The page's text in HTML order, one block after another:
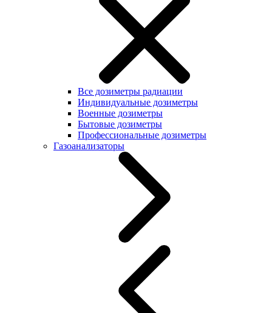
Все дозиметры радиации
Индивидуальные дозиметры
Военные дозиметры
Бытовые дозиметры
Профессиональные дозиметры
Газоанализаторы